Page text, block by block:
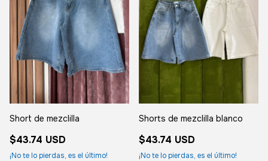
Short de mezclilla
$43.74 USD
¡No te lo pierdas, es el último!
Shorts de mezclilla blanco
$43.74 USD
¡No te lo pierdas, es el último!